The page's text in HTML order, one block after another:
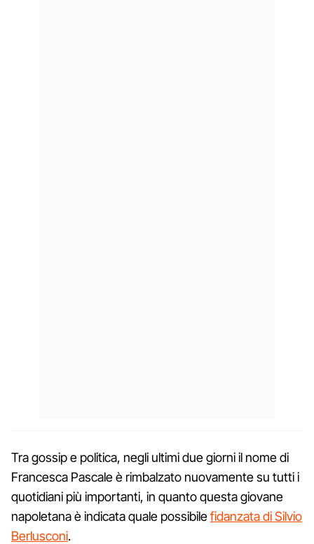
Tra gossip e politica, negli ultimi due giorni il nome di
Francesca Pascale è rimbalzato nuovamente su tutti i
quotidiani più importanti, in quanto questa giovane
napoletana è indicata quale possibilefidanzata di Silvio
Berlusconi.